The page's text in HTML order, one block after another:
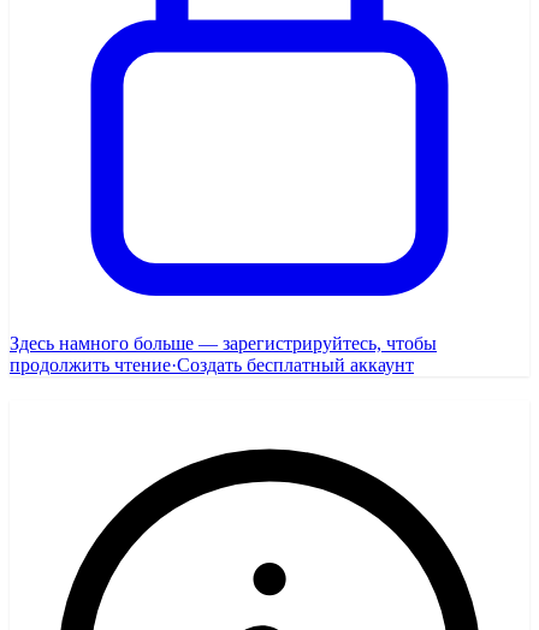
Здесь намного больше — зарегистрируйтесь, чтобы
продолжить чтение·Создать бесплатный аккаунт